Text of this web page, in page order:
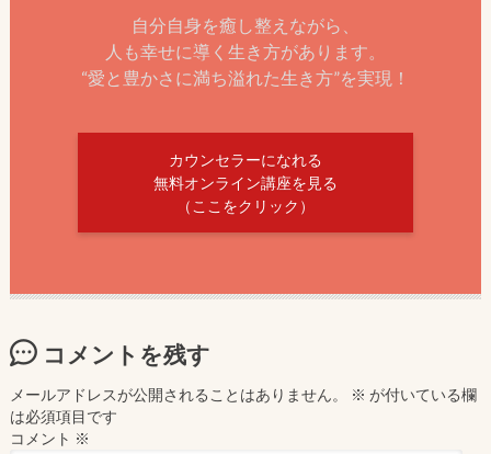
自分自身を癒し整えながら、
人も幸せに導く生き方があります。
“愛と豊かさに満ち溢れた生き方”を実現！
カウンセラーになれる
無料オンライン講座を見る
（ここをクリック）
コメントを残す
メールアドレスが公開されることはありません。 ※ が付いている欄
は必須項目です
コメント ※